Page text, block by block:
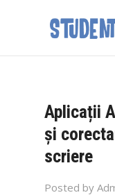
Aplicații
și
scriere
Posted by